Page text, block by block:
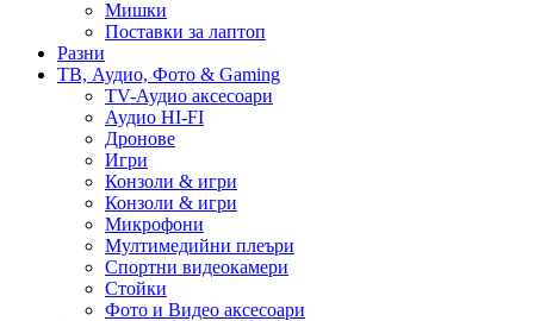
Мишки
Поставки за лаптоп
Разни
ТВ, Аудио, Фото & Gaming
TV-Аудио аксесоари
Аудио HI-FI
Дронове
Игри
Конзоли & игри
Конзоли & игри
Микрофони
Мултимедийни плеъри
Спортни видеокамери
Стойки
Фото и Видео аксесоари